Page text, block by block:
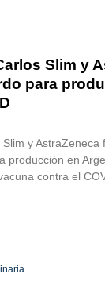
Slim y
para
y AstraZeneca
producción en
contra el